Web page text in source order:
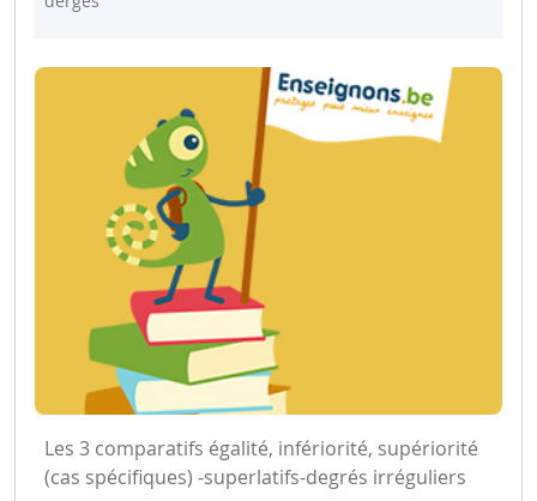
Les 3 comparatifs égalité, infériorité, supériorité
(cas spécifiques) -superlatifs-degrés irréguliers